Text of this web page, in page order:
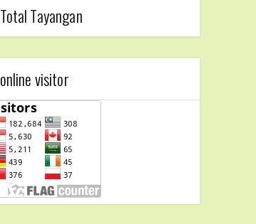
Total Tayangan
online visitor